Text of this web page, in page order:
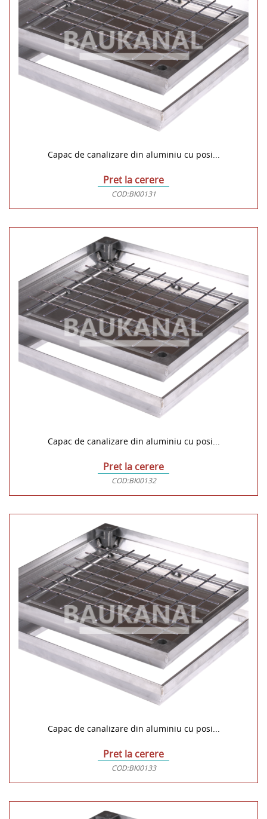
Capac de canalizare din aluminiu cu posi...
Pret la cerere
COD:BKI0131
Capac de canalizare din aluminiu cu posi...
Pret la cerere
COD:BKI0132
Capac de canalizare din aluminiu cu posi...
Pret la cerere
COD:BKI0133